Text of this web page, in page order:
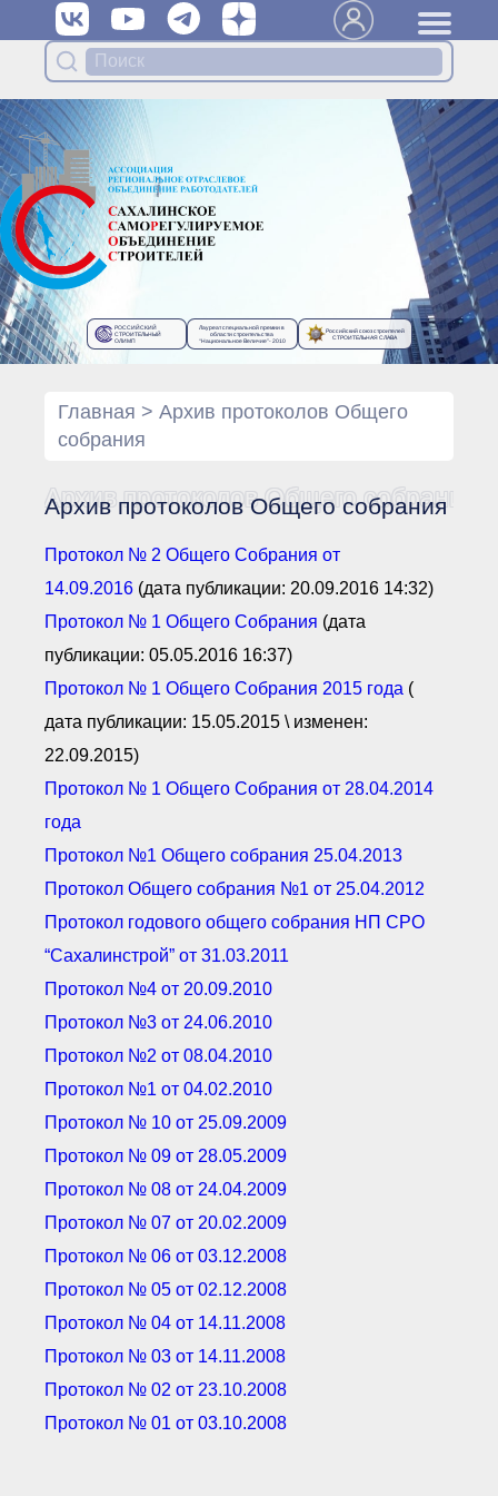
Органы управления Ассоциации
● Общее собрание членов
● Генеральный директор
Специализированные органы
● Контрольный комитет
● Дисциплинарный комитет
● Архив
Протоколы органов управления
● Протоколы Правления
Документы Ассоциации
● Организационные
● Действующие документы
● Сбор предложений во
Финансовая отчетность
Компенсационный фонд
Реестры Ассоциации
Ассоциации
осуществляющих
объединения
● Реестр членов
Застройщиков
● Реестр членов
Ассоциации — технических
Архив реестров
Общественный контроль
Политика информационной
открытости
Антикоррупционная политика
Орган надзора
Членство в НКО
Работа в Общественных советах
техническим регламентам
Повышение квалификации,
РОССИЙСКИЙ
СТРОИТЕЛЬНЫЙ
ОЛИМП
Лауреат специальной премии в
области строительства
“Национальное Величие”- 2010
Российский союз строителей
СТРОИТЕЛЬНАЯ СЛАВА
Главная > Архив протоколов Общего
собрания
Архив протоколов Общего собрания
Архив протоколов Общего собрания
Протокол № 2 Общего Собрания от
14.09.2016 (дата публикации: 20.09.2016 14:32)
Протокол № 1 Общего Собрания (дата
публикации: 05.05.2016 16:37)
Протокол № 1 Общего Собрания 2015 года (
дата публикации: 15.05.2015 \ изменен:
22.09.2015)
Протокол № 1 Общего Собрания от 28.04.2014
года
Протокол №1 Общего собрания 25.04.2013
Протокол Общего собрания №1 от 25.04.2012
Протокол годового общего собрания НП СРО
“Сахалинстрой” от 31.03.2011
Протокол №4 от 20.09.2010
Протокол №3 от 24.06.2010
Протокол №2 от 08.04.2010
Протокол №1 от 04.02.2010
Протокол № 10 от 25.09.2009
Протокол № 09 от 28.05.2009
Протокол № 08 от 24.04.2009
Протокол № 07 от 20.02.2009
Протокол № 06 от 03.12.2008
Протокол № 05 от 02.12.2008
Протокол № 04 от 14.11.2008
Протокол № 03 от 14.11.2008
Протокол № 02 от 23.10.2008
Протокол № 01 от 03.10.2008